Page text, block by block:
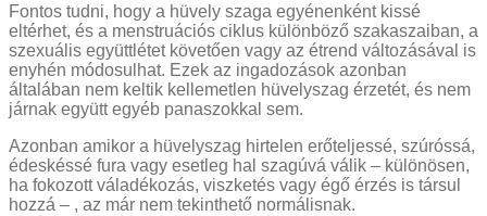
Fontos tudni, hogy a hüvely szaga egyénenként kissé
eltérhet, és a menstruációs ciklus különböző szakaszaiban, a
szexuális együttlétet követően vagy az étrend változásával is
enyhén módosulhat. Ezek az ingadozások azonban
általában nem keltik kellemetlen hüvelyszag érzetét, és nem
járnak együtt egyéb panaszokkal sem.
Azonban amikor a hüvelyszag hirtelen erőteljessé, szúróssá,
édeskéssé fura vagy esetleg hal szagúvá válik – különösen,
ha fokozott váladékozás, viszketés vagy égő érzés is társul
hozzá – , az már nem tekinthető normálisnak.